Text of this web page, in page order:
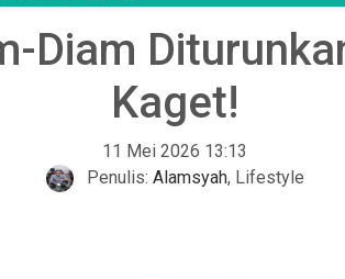
Diam
Kaget!
11 Mei 2026 13:13
Penulis: Alamsyah, Lifestyle